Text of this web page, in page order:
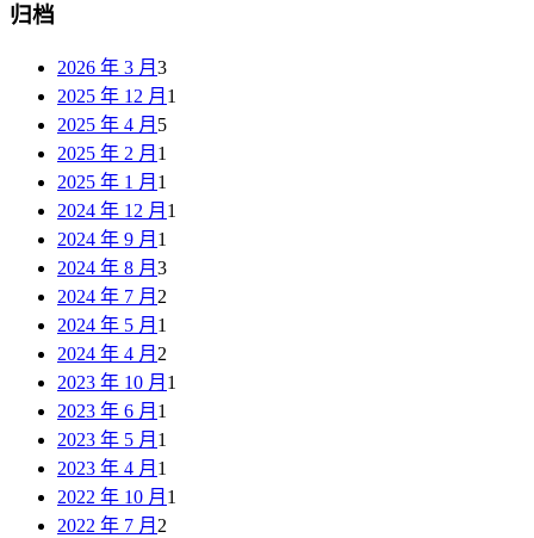
归档
2026 年 3 月 3
2025 年 12 月 1
2025 年 4 月 5
2025 年 2 月 1
2025 年 1 月 1
2024 年 12 月 1
2024 年 9 月 1
2024 年 8 月 3
2024 年 7 月 2
2024 年 5 月 1
2024 年 4 月 2
2023 年 10 月 1
2023 年 6 月 1
2023 年 5 月 1
2023 年 4 月 1
2022 年 10 月 1
2022 年 7 月 2